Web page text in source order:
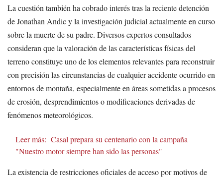
La cuestión también ha cobrado interés tras la reciente detención
de Jonathan Andic y la investigación judicial actualmente en curso
sobre la muerte de su padre. Diversos expertos consultados
consideran que la valoración de las características físicas del
terreno constituye uno de los elementos relevantes para reconstruir
con precisión las circunstancias de cualquier accidente ocurrido en
entornos de montaña, especialmente en áreas sometidas a procesos
de erosión, desprendimientos o modificaciones derivadas de
fenómenos meteorológicos.
Leer más: Casal prepara su centenario con la campaña
"Nuestro motor siempre han sido las personas"
La existencia de restricciones oficiales de acceso por motivos de